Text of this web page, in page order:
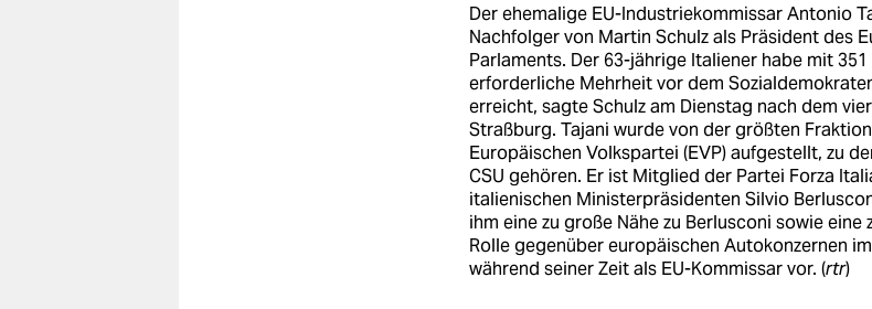
Der ehemalige EU-Industriekommissar Antonio
Nachfolger von Martin Schulz als Präsident des
Parlaments. Der 63-jährige Italiener habe mit
erforderliche Mehrheit vor dem
erreicht, sagte Schulz am Dienstag nach dem
Straßburg. Tajani wurde von der größten
Europäischen Volkspartei (EVP) aufgestellt, zu
CSU gehören. Er ist Mitglied der Partei Forza
italienischen Ministerpräsidenten Silvio
ihm eine zu große Nähe zu Berlusconi sowie eine
Rolle gegenüber europäischen Autokonzernen
während seiner Zeit als EU-Kommissar vor. (rtr)